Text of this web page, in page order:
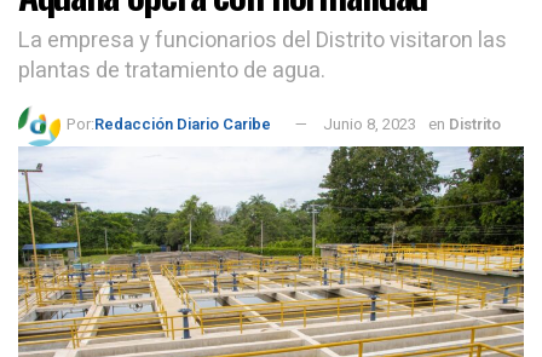
La empresa y funcionarios del Distrito visitaron las
plantas de tratamiento de agua.
Por:Redacción Diario Caribe Junio 8, 2023 en Distrito